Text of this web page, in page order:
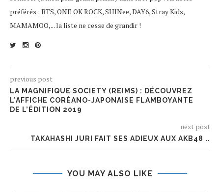
préférés : BTS, ONE OK ROCK, SHINee, DAY6, Stray Kids,
MAMAMOO,... la liste ne cesse de grandir !
previous post
LA MAGNIFIQUE SOCIETY (REIMS) : DÉCOUVREZ
L’AFFICHE CORÉANO-JAPONAISE FLAMBOYANTE
DE L’ÉDITION 2019
next post
TAKAHASHI JURI FAIT SES ADIEUX AUX AKB48 ..
YOU MAY ALSO LIKE